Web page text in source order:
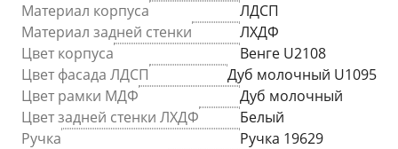
Материал корпуса
ЛДСП
Материал задней стенки
ЛХДФ
Цвет корпуса
Венге U2108
Цвет фасада ЛДСП
Дуб молочный U1095
Цвет рамки МДФ
Дуб молочный
Цвет задней стенки ЛХДФ
Белый
Ручка
Ручка 19629